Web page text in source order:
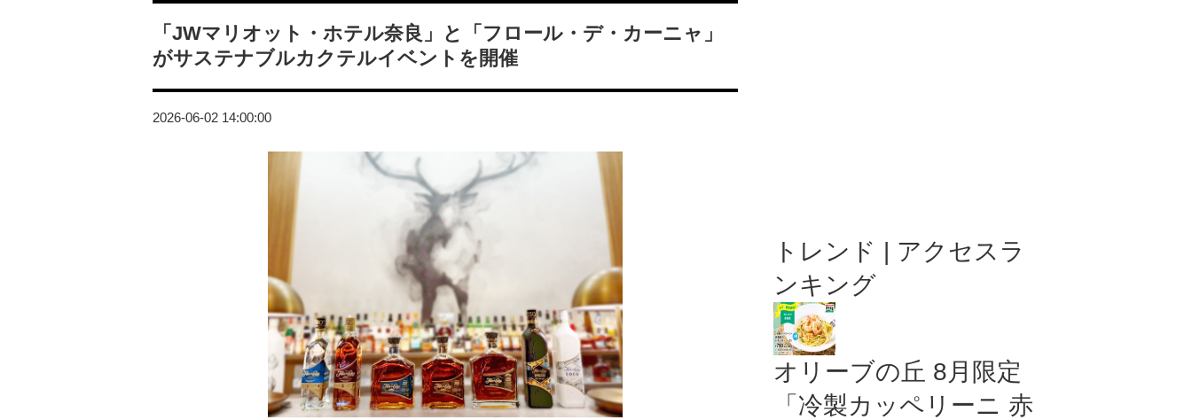
「JWマリオット・ホテル奈良」と「フロール・デ・カーニャ」
がサステナブルカクテルイベントを開催
2026-06-02 14:00:00
トレンド | アクセスラ
ンキング
オリーブの丘 8月限定
「冷製カッペリーニ 赤